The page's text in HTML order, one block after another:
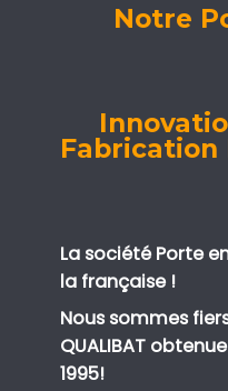
Notre
Fabrication
La société Porte
la française !
Nous sommes
QUALIBAT
1995!